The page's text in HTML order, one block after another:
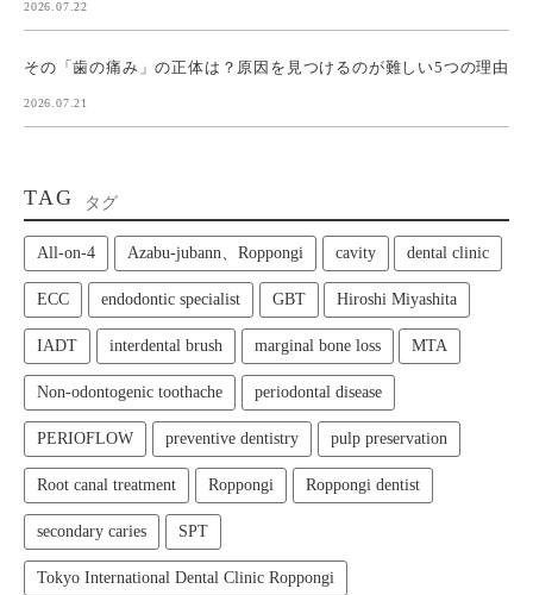
2026.07.22
その「歯の痛み」の正体は？原因を見つけるのが難しい5つの理由
2026.07.21
TAG タグ
All‑on‑4 Azabu-jubann、Roppongi cavity dental clinic
ECC endodontic specialist GBT Hiroshi Miyashita
IADT interdental brush marginal bone loss MTA
Non-odontogenic toothache periodontal disease
PERIOFLOW preventive dentistry pulp preservation
Root canal treatment Roppongi Roppongi dentist
secondary caries SPT
Tokyo International Dental Clinic Roppongi